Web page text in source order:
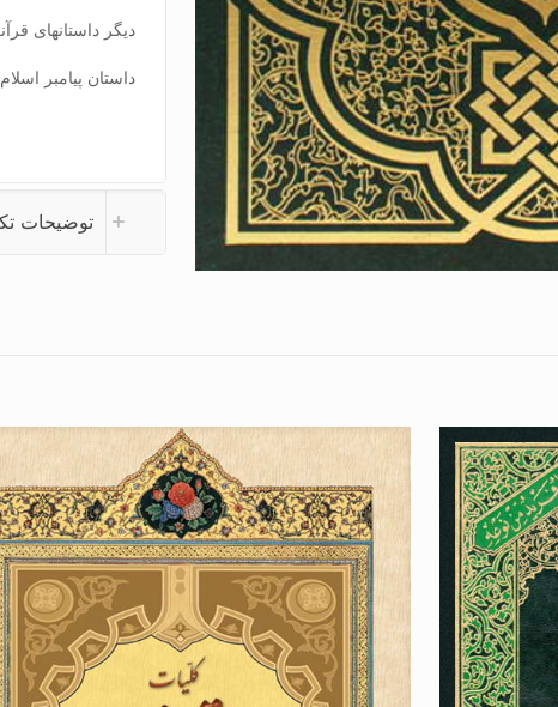
دیگر داستانهای
داستان پیامبر
توضیحات